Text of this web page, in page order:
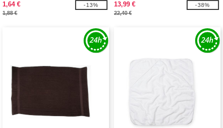
1,64 €
1,88 €
-13%
13,99 €
22,40 €
-38%